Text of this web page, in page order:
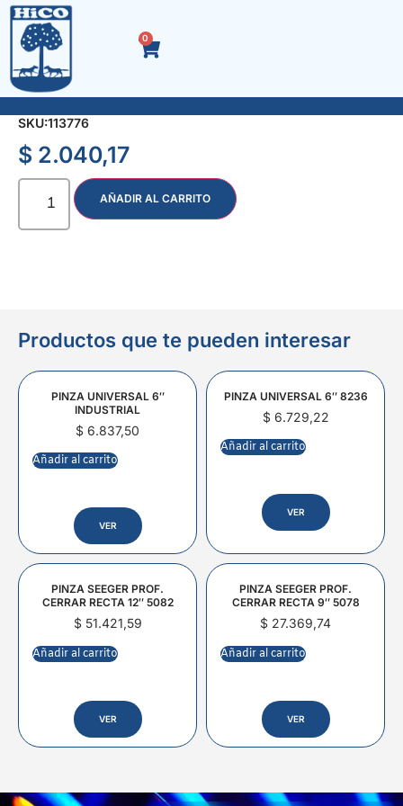
0
MENSULA P/ESTANTERIA 27 cms. BLANCA
SKU:113776
$ 2.040,17
AÑADIR AL CARRITO
Productos que te pueden interesar
PINZA UNIVERSAL 6″
INDUSTRIAL
$ 6.837,50
Añadir al carrito
VER
PINZA UNIVERSAL 6″ 8236
$6.729,22
Añadir al carrito
VER
PINZA SEEGER PROF.
CERRAR RECTA 12″ 5082
$51.421,59
Añadir al carrito
VER
PINZA SEEGER PROF.
CERRAR RECTA 9″ 5078
$ 27.369,74
Añadir al carrito
VER